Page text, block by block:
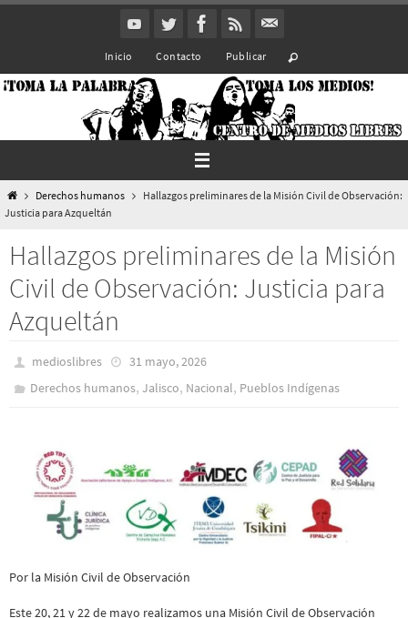
Inicio Contacto Publicar
InicioDerechos humanos
Hallazgos preliminares de la Misión Civil de Observación:
Justicia para Azqueltán
Hallazgos preliminares de la Misión
Civil de Observación: Justicia para
Azqueltán
medioslibres
31 mayo, 2026
Derechos humanos,Jalisco, Nacional, Pueblos Indí­genas
Por la Misión Civil de Observación
Este 20, 21 y 22 de mayo realizamos una Misión Civil de Observación